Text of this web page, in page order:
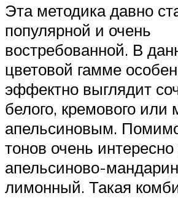
Эта методика давно
популярной и очень
востребованной. В
цветовой гамме
эффектно выглядит
белого, кремового или
апельсиновым.
тонов очень
апельсиново-
лимонный. Такая